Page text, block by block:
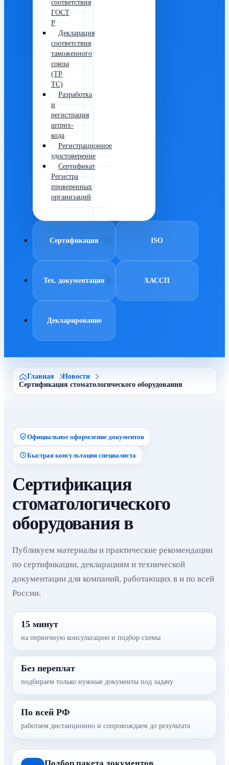
соответствия
ГОСТ
Р
Декларация
соответствия
таможенного
союза
(ТР
ТС)
Разработка
и
регистрация
штрих-
кода
Регистрационное
удостоверение
Сертификат
Регистра
проверенных
организаций
Сертификация ISO
Тех. документация ХАССП
Декларирование
Главная
Новости
Сертификация стоматологического оборудования
Официальное оформление документов
Быстрая консультация специалиста
Сертификация
стоматологического
оборудования в
Публикуем материалы и практические рекомендации
по сертификации, декларациям и технической
документации для компаний, работающих в и по всей
России.
15 минут
на первичную консультацию и подбор схемы
Без переплат
подбираем только нужные документы под задачу
По всей РФ
работаем дистанционно и сопровождаем до результата